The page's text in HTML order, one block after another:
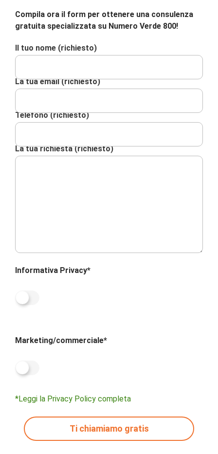
Compila ora il form per ottenere una consulenza
gratuita specializzata su Numero Verde 800!
Il tuo nome (richiesto)
La tua email (richiesto)
Telefono (richiesto)
La tua richiesta (richiesto)
Informativa Privacy*
Marketing/commerciale*
*Leggi la Privacy Policy completa